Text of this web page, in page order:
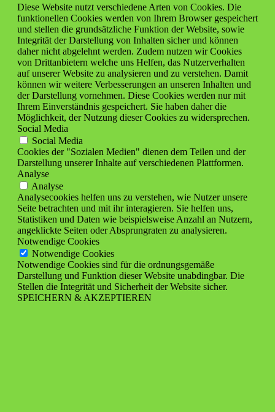
Diese Website nutzt verschiedene Arten von Cookies. Die
funktionellen Cookies werden von Ihrem Browser gespeichert
und stellen die grundsätzliche Funktion der Website, sowie
Integrität der Darstellung von Inhalten sicher und können
daher nicht abgelehnt werden. Zudem nutzen wir Cookies
von Drittanbietern welche uns Helfen, das Nutzerverhalten
auf unserer Website zu analysieren und zu verstehen. Damit
können wir weitere Verbesserungen an unseren Inhalten und
der Darstellung vornehmen. Diese Cookies werden nur mit
Ihrem Einverständnis gespeichert. Sie haben daher die
Möglichkeit, der Nutzung dieser Cookies zu widersprechen.
Social Media
Social Media
Cookies der "Sozialen Medien" dienen dem Teilen und der
Darstellung unserer Inhalte auf verschiedenen Plattformen.
Analyse
Analyse
Analysecookies helfen uns zu verstehen, wie Nutzer unsere
Seite betrachten und mit ihr interagieren. Sie helfen uns,
Statistiken und Daten wie beispielsweise Anzahl an Nutzern,
angeklickte Seiten oder Absprungraten zu analysieren.
Notwendige Cookies
Notwendige Cookies
Notwendige Cookies sind für die ordnungsgemäße
Darstellung und Funktion dieser Website unabdingbar. Die
Stellen die Integrität und Sicherheit der Website sicher.
SPEICHERN & AKZEPTIEREN